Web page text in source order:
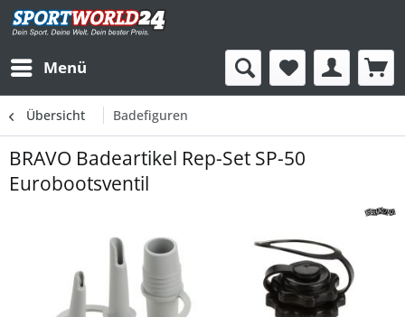
Menü
Übersicht Badefiguren
BRAVO Badeartikel Rep-Set SP-50
Eurobootsventil